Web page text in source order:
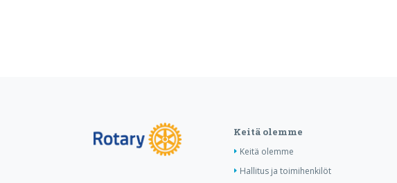
Keitä olemme
Keitä olemme
Hallitus ja toimihenkilöt